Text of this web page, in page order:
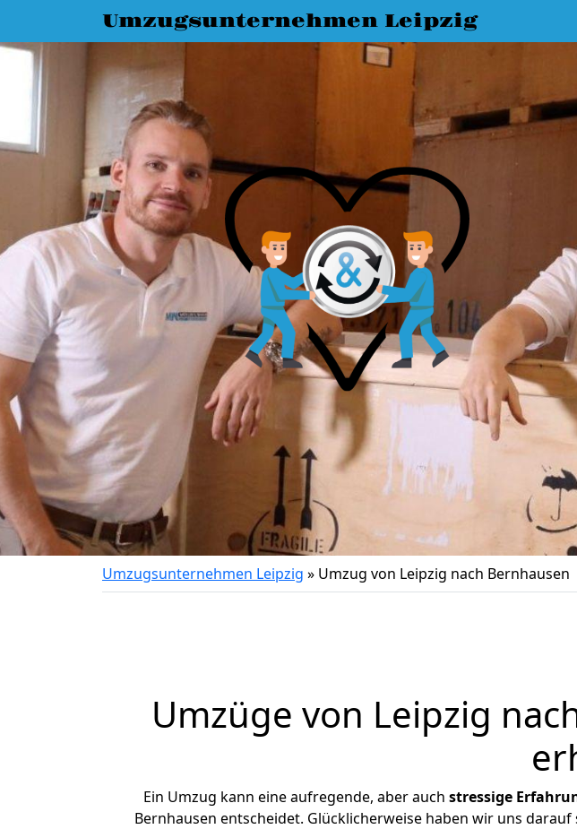
Umzugsunternehmen Leipzig
Umzugsunternehmen Leipzig » Umzug von Leipzig nach Bernhausen
Umzüge von Leipzig
Ein Umzug kann eine aufregende, aber auch stressige
Bernhausen entscheidet. Glücklicherweise haben wir uns